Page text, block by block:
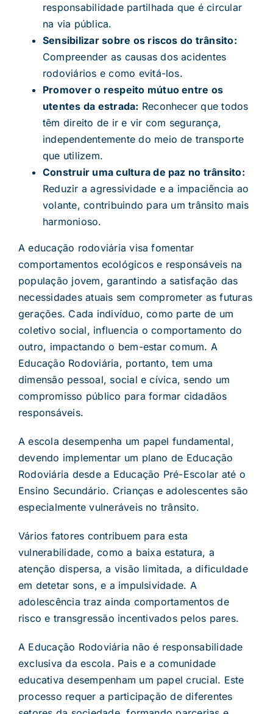
responsabilidade partilhada que é circular
na via pública.
Sensibilizar sobre os riscos do trânsito:
Compreender as causas dos acidentes
rodoviários e como evitá-los.
Promover o respeito mútuo entre os
utentes da estrada: Reconhecer que todos
têm direito de ir e vir com segurança,
independentemente do meio de transporte
que utilizem.
Construir uma cultura de paz no trânsito:
Reduzir a agressividade e a impaciência ao
volante, contribuindo para um trânsito mais
harmonioso.
A educação rodoviária visa fomentar
comportamentos ecológicos e responsáveis na
população jovem, garantindo a satisfação das
necessidades atuais sem comprometer as futuras
gerações. Cada indivíduo, como parte de um
coletivo social, influencia o comportamento do
outro, impactando o bem-estar comum. A
Educação Rodoviária, portanto, tem uma
dimensão pessoal, social e cívica, sendo um
compromisso público para formar cidadãos
responsáveis.
A escola desempenha um papel fundamental,
devendo implementar um plano de Educação
Rodoviária desde a Educação Pré-Escolar até o
Ensino Secundário. Crianças e adolescentes são
especialmente vulneráveis no trânsito.
Vários fatores contribuem para esta
vulnerabilidade, como a baixa estatura, a
atenção dispersa, a visão limitada, a dificuldade
em detetar sons, e a impulsividade. A
adolescência traz ainda comportamentos de
risco e transgressão incentivados pelos pares.
A Educação Rodoviária não é responsabilidade
exclusiva da escola. Pais e a comunidade
educativa desempenham um papel crucial. Este
processo requer a participação de diferentes